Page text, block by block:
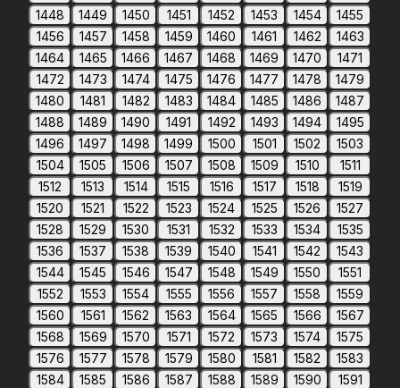
1448
1449 1450 1451 1452 1453 1454
1455
1456
1457 1458 1459 1460 1461 1462
1463
1464
1465 1466 1467 1468 1469 1470
1471
1472
1473 1474 1475 1476 1477 1478
1479
1480
1481 1482 1483 1484 1485 1486
1487
1488
1489 1490 1491 1492 1493 1494
1495
1496
1497 1498 1499 1500 1501 1502
1503
1504
1505 1506 1507 1508 1509 1510
1511
1512
1513 1514 1515 1516 1517 1518
1519
1520
1521 1522 1523 1524 1525 1526
1527
1528
1529 1530 1531 1532 1533 1534
1535
1536
1537 1538 1539 1540 1541 1542
1543
1544
1545 1546 1547 1548 1549 1550
1551
1552
1553 1554 1555 1556 1557 1558
1559
1560
1561 1562 1563 1564 1565 1566
1567
1568
1569 1570 1571 1572 1573 1574
1575
1576
1577 1578 1579 1580 1581 1582
1583
1584
1585 1586 1587 1588 1589 1590
1591